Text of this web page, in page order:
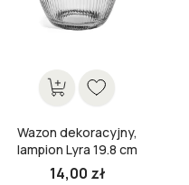
Wazon dekoracyjny,
lampion Lyra 19.8 cm
14,00 zł